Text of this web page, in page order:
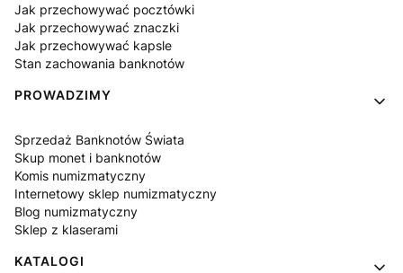
Jak przechowywać pocztówki
Jak przechowywać znaczki
Jak przechowywać kapsle
Stan zachowania banknotów
PROWADZIMY
Sprzedaż Banknotów Świata
Skup monet i banknotów
Komis numizmatyczny
Internetowy sklep numizmatyczny
Blog numizmatyczny
Sklep z klaserami
KATALOGI